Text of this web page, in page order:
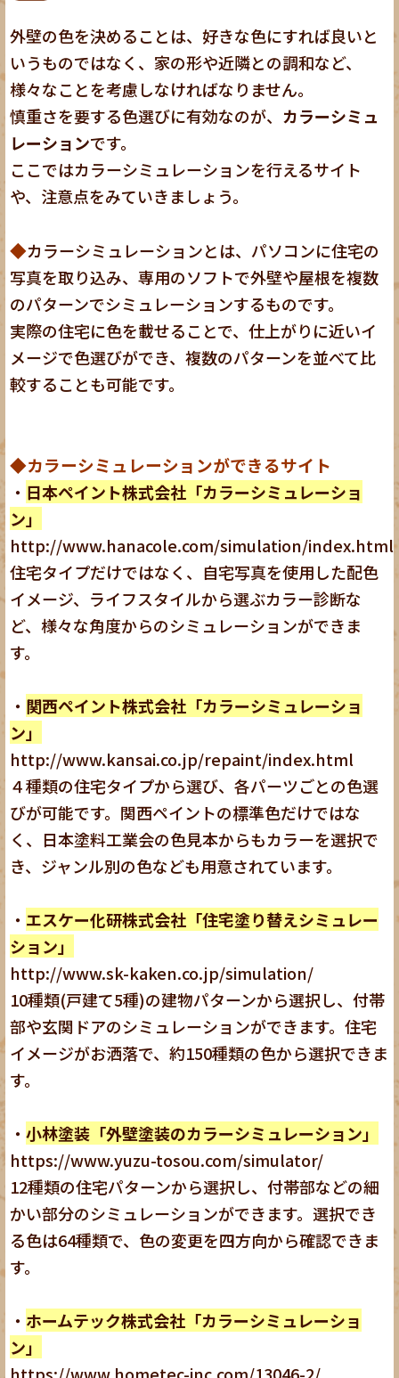
外壁の色を決めることは、好きな色にすれば良いと
いうものではなく、家の形や近隣との調和など、
様々なことを考慮しなければなりません。
慎重さを要する色選びに有効なのが、 カラーシミュ
レーションです。
ここではカラーシミュレーションを行えるサイト
や、注意点をみていきましょう。
◆カラーシミュレーションとは、パソコンに住宅の
写真を取り込み、専用のソフトで外壁や屋根を複数
のパターンでシミュレーションするものです。
実際の住宅に色を載せることで、仕上がりに近いイ
メージで色選びができ、複数のパターンを並べて比
較することも可能です。
◆カラーシミュレーションができるサイト
・ 日本ペイント株式会社「カラーシミュレーショ
ン」
http://www.hanacole.com/simulation/index.html
住宅タイプだけではなく、自宅写真を使用した配色
イメージ、ライフスタイルから選ぶカラー診断な
ど、様々な角度からのシミュレーションができま
す。
・ 関西ペイント株式会社「カラーシミュレーショ
ン」
http://www.kansai.co.jp/repaint/index.html
４種類の住宅タイプから選び、各パーツごとの色選
びが可能です。関西ペイントの標準色だけではな
く、日本塗料工業会の色見本からもカラーを選択で
き、ジャンル別の色なども用意されています。
・ エスケー化研株式会社「住宅塗り替えシミュレー
ション」
http://www.sk-kaken.co.jp/simulation/
10種類(戸建て5種)の建物パターンから選択し、付帯
部や玄関ドアのシミュレーションができます。住宅
イメージがお洒落で、約150種類の色から選択できま
す。
・小林塗装「外壁塗装のカラーシミュレーション」
https://www.yuzu-tosou.com/simulator/
12種類の住宅パターンから選択し、付帯部などの細
かい部分のシミュレーションができます。選択でき
る色は64種類で、色の変更を四方向から確認できま
す。
・ ホームテック株式会社「カラーシミュレーショ
ン」